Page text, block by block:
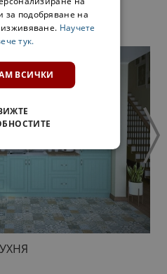
за подобряване на
изживяване. Научете
тук.
ВСИЧКИ